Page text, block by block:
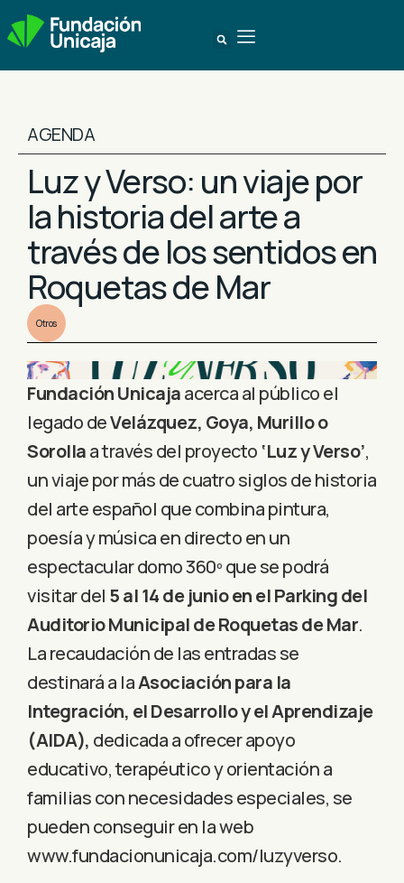
AGENDA
Luz y Verso: un viaje por
la historia del arte a
través de los sentidos en
Roquetas de Mar
Otros
Fundación Unicajaacerca al público el
legado deVelázquez, Goya, Murillo o
Sorollaa través del proyecto ‘Luz y Verso’,
un viaje por más de cuatro siglos de historia
del arte español que combina pintura,
poesía y música en directo en un
espectacular domo 360º que se podrá
visitar del 5 al 14 de junio en el Parking del
Auditorio Municipal de Roquetas de Mar.
La recaudación de las entradas se
destinará a laAsociación para la
Integración, el Desarrollo y el Aprendizaje
(AIDA), dedicada a ofrecer apoyo
educativo, terapéutico y orientación a
familias con necesidades especiales, se
pueden conseguir en la web
www.fundacionunicaja.com/luzyverso.